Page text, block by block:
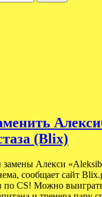
(Blix)
замены Алекси
сообщает сайт
по CS! Можно